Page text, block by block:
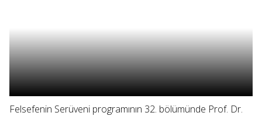
Felsefenin Serüveni programının 32. bölümünde Prof. Dr.